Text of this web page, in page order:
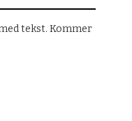
tekst. Kommer